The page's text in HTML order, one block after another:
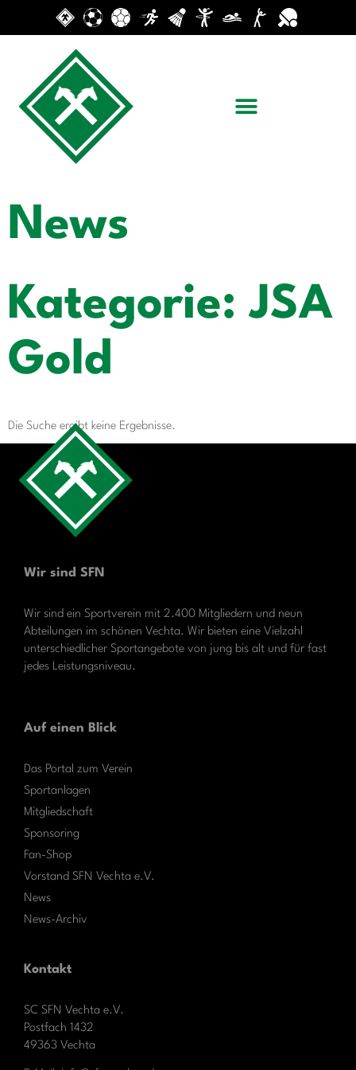
News
Kategorie: JSA
Gold
Die Suche ergibt keine Ergebnisse.
Wir sind SFN
Wir sind ein Sportverein mit 2.400 Mitgliedern und neun
Abteilungen im schönen Vechta. Wir bieten eine Vielzahl
unterschiedlicher Sportangebote von jung bis alt und für fast
jedes Leistungsniveau.
Auf einen Blick
Das Portal zum Verein
Sportanlagen
Mitgliedschaft
Sponsoring
Fan-Shop
Vorstand SFN Vechta e.V.
News
News-Archiv
Kontakt
SC SFN Vechta e.V.
Postfach 1432
49363 Vechta